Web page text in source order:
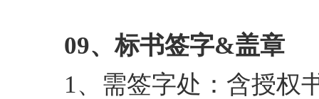
09、标书签字&盖章
1、需签字处：含授权